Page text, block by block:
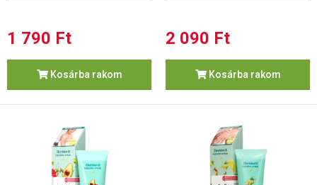
1 790 Ft
Kosárba rakom
2 090 Ft
Kosárba rakom